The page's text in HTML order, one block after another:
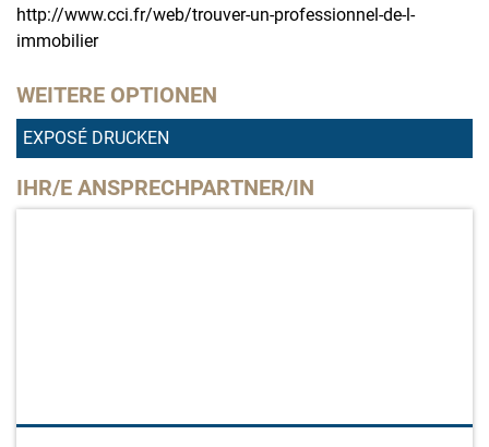
http://www.cci.fr/web/trouver-un-professionnel-de-l-
immobilier
WEITERE OPTIONEN
EXPOSÉ DRUCKEN
IHR/E ANSPRECHPARTNER/IN